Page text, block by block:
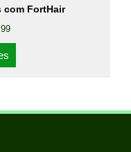
com FortHair